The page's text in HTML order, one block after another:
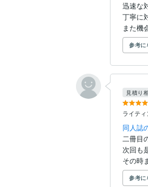
迅速な
丁寧に
また機
参考に
見積り
ライテ
同人誌
二冊目
次回も
その時
参考に